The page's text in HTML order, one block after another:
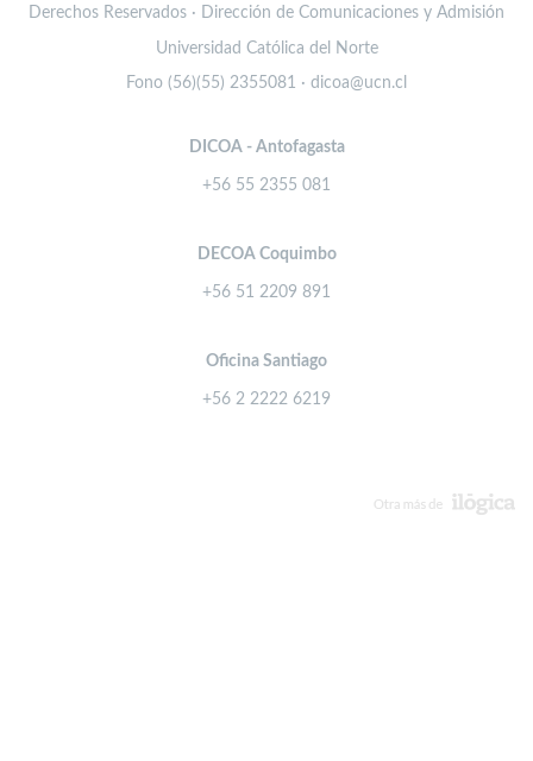
Derechos Reservados · Dirección de Comunicaciones y Admisión
Universidad Católica del Norte
Fono (56)(55) 2355081 · dicoa@ucn.cl
DICOA - Antofagasta
+56 55 2355 081
DECOA Coquimbo
+56 51 2209 891
Oficina Santiago
+56 2 2222 6219